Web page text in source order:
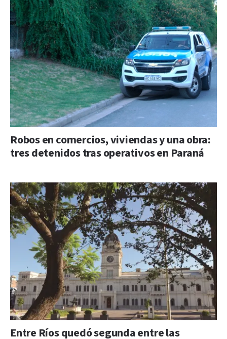
Robos en comercios, viviendas y una obra:
tres detenidos tras operativos en Paraná
Entre Ríos quedó segunda entre las